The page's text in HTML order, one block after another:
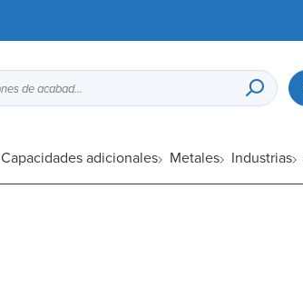
Guía de diseño para fundición a presión, opciones de acabado superficial, etc.
Capacidades adicionales Metales Industrias